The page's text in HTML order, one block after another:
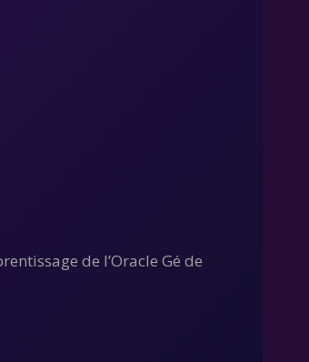
de l’Oracle Gé de